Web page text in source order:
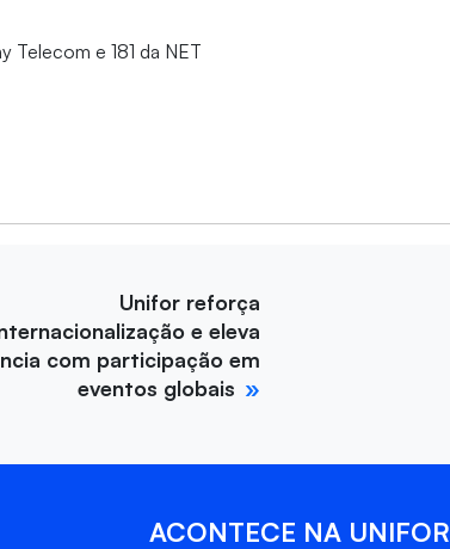
Telecom e 181 da NET
Unifor reforça
e eleva
com participação em
eventos globais
ACONTECE NA UNIFOR